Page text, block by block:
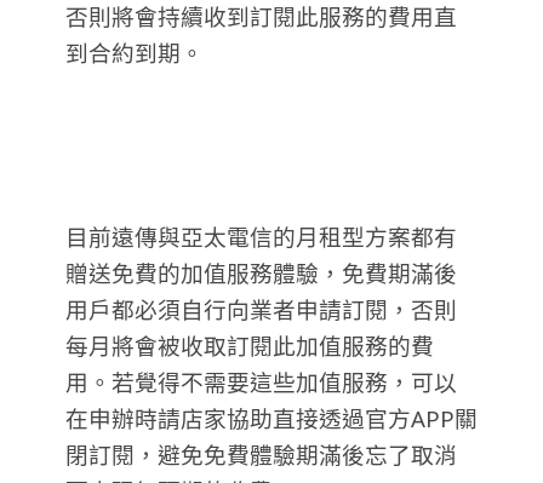
否則將會持續收到訂閱此服務的費用直
到合約到期。
目前遠傳與亞太電信的月租型方案都有
贈送免費的加值服務體驗，免費期滿後
用戶都必須自行向業者申請訂閱，否則
每月將會被收取訂閱此加值服務的費
用。若覺得不需要這些加值服務，可以
在申辦時請店家協助直接透過官方APP關
閉訂閱，避免免費體驗期滿後忘了取消